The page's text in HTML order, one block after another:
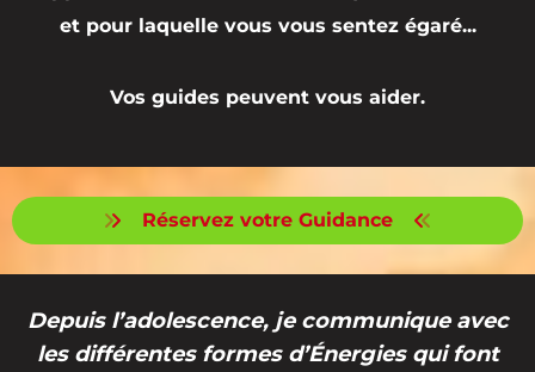
et pour laquelle vous vous sentez égaré...
Vos guides peuvent vous aider.
Réservez votre Guidance
Depuis l’adolescence, je communique avec
les différentes formes d’Énergies qui font